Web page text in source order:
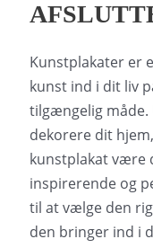
Kunstplakater er
kunst ind i dit liv
tilgængelig måde.
dekorere dit
kunstplakat være
inspirerende og
til at vælge den
den bringer ind i